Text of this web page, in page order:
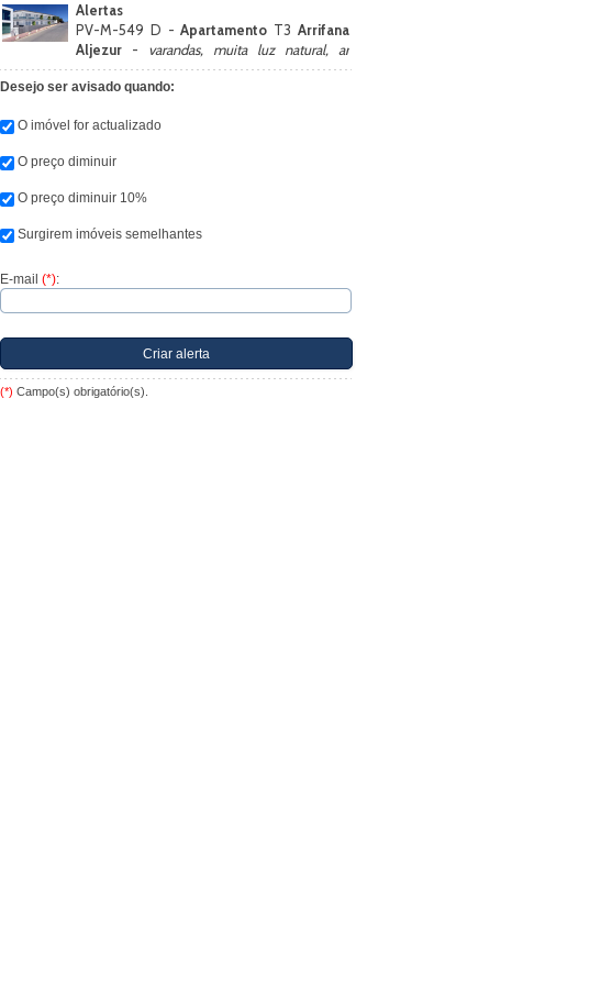
Alertas
PV-M-549 D -Apartamento T3Arrifana
Aljezur - varandas, muita luz natural, ar
condicionado, piso radiante, cozinha equipada
Desejo ser avisado quando:
O imóvel for actualizado
O preço diminuir
O preço diminuir 10%
Surgirem imóveis semelhantes
E-mail (*):
(*) Campo(s) obrigatório(s).